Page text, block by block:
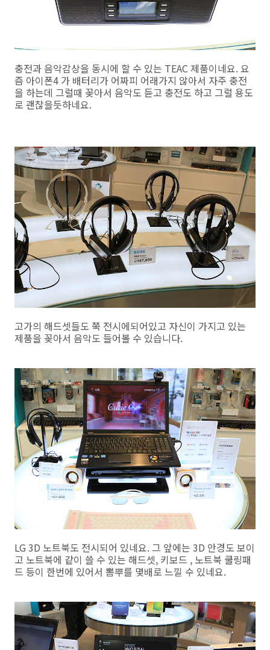
충전과 음악감상을 동시에 할 수 있는 TEAC 제품이네요. 요
즘 아이폰4 가 배터리가 어짜피 어래가지 않아서 자주 충전
을 하는데 그럴때 꽂아서 음악도 듣고 충전도 하고 그럴 용도
로 괜찮을듯하네요.
고가의 해드셋들도 쭉 전시에되어있고 자신이 가지고 있는
제품을 꽂아서 음악도 들어볼 수 있습니다.
LG 3D 노트북도 전시되어 있네요. 그 앞에는 3D 안경도 보이
고 노트북에 같이 쓸 수 있는 해드셋, 키보드 , 노트북 쿨링패
드 등이 한번에 있어서 뽐뿌를 몇배로 느낄 수 있네요.